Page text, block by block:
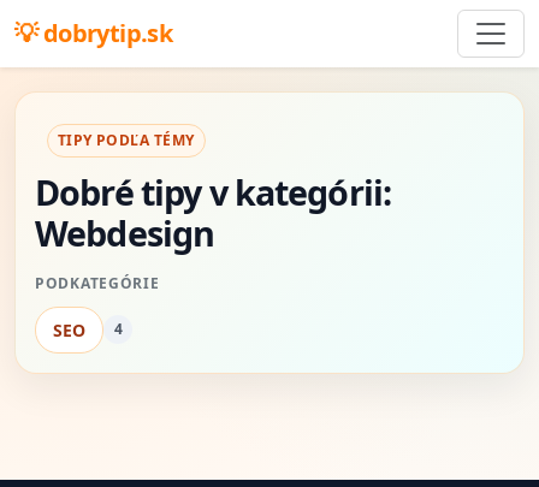
dobrytip.sk
TIPY PODĽA TÉMY
Dobré tipy v kategórii:
Webdesign
PODKATEGÓRIE
SEO 4